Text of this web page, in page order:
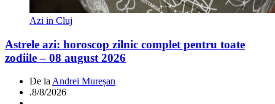
Azi in Cluj
Astrele azi: horoscop zilnic complet pentru toate
zodiile – 08 august 2026
De la Andrei Mureșan
.8/8/2026